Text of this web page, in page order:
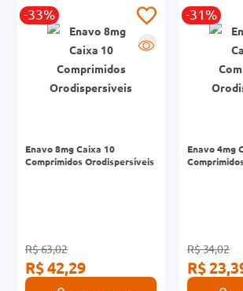
-33%
R
Enavo 8mg Caixa 10
Comprimidos Orodispersíveis
R$ 63,02
R$ 42,29
-31%
Enavo 4mg
R$ 34,02
R$